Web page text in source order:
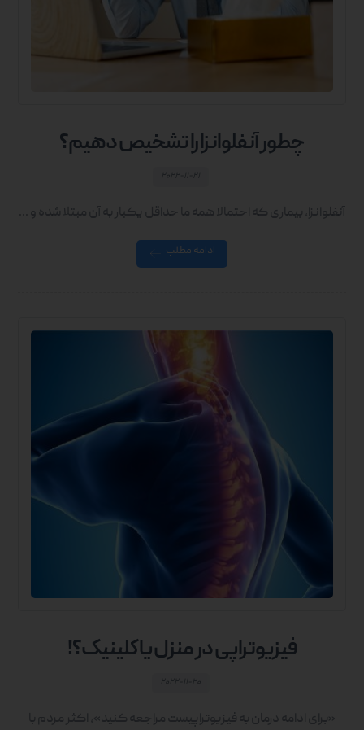
چطور آنفلوانزا را تشخیص دهیم؟
آنفلوانزا، بیماری که احتمالا همه ما حداقل یکبار به آن مبتلا شده و ...
ادامه مطلب
فیزیوتراپی در منزل یا کلینیک؟!
«برای ادامه درمان به فیزیوتراپیست مراجعه کنید»، اکثر مردم با